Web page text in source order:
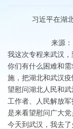
习近平在湖
来源
我这次专程来武汉
你们有什么困难和
施，把湖北和武汉
望慰问湖北人民和
工作者、人民解放
是来看望慰问广大党
今天到武汉，我去